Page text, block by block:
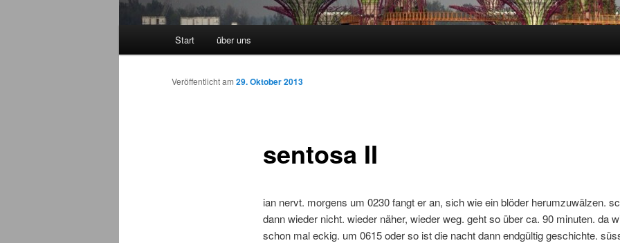
Zum Inhalt wechseln
Zum sekundären Inhalt wechseln
Start über uns
sentosa II
Veröffentlicht am 29. Oktober 2013
ian nervt. morgens um 0230 fangt er an, sich wie ein blöder herumzuwälzen.
dann wieder nicht. wieder näher, wieder weg. geht so über ca. 90 minuten. da
schon mal eckig. um 0615 oder so ist die nacht dann endgültig geschichte.